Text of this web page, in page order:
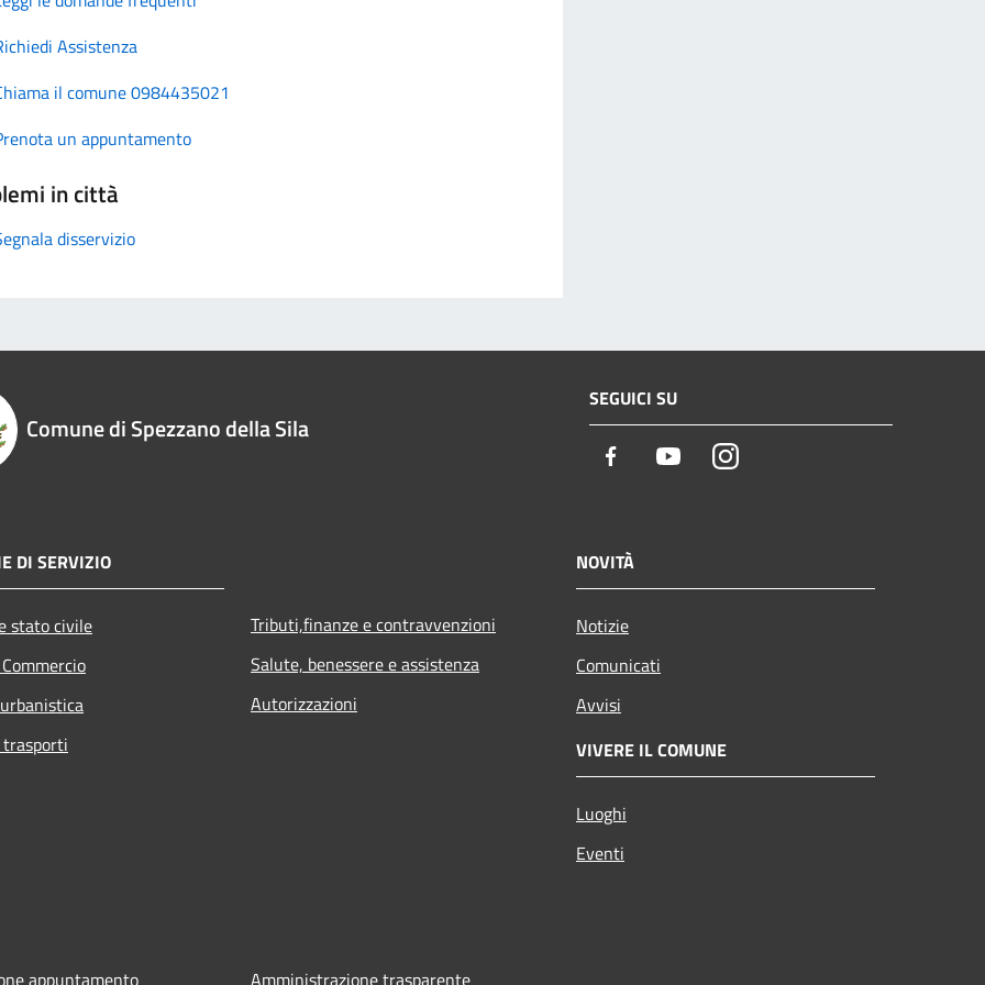
Assistenza
il comune 0984435021
un appuntamento
in città
disservizio
Comune di Spezzano della Sila
SEGUICI SU
Facebook YoutubeInstagram
DI SERVIZIO
stato civile
Tributi,finanze e contravvenzioni
Salute, benessere e assistenza
Autorizzazioni
NOVITÀ
Notizie
Comunicati
Avvisi
VIVERE IL COMUNE
Luoghi
Eventi
appuntamento Amministrazione trasparente